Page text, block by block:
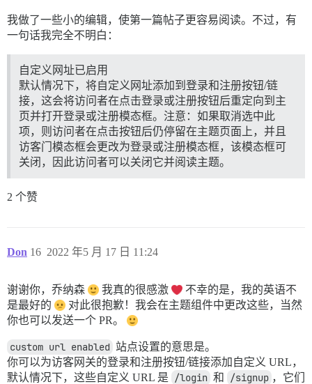
我做了一些小的编辑，使第一篇帖子更容易阅读。不过，有
一句话我完全不明白：
自定义网址已启用
默认情况下，将自定义网址添加到登录和注册按钮/链
接，这会将访问者在点击登录或注册按钮后重定向到主
页并打开登录或注册模态框。注意：如果取消选中此
项，则访问者在点击按钮后仍停留在主题页面上，并且
访客门模态框会更改为登录或注册模态框，该模态框可
关闭，因此访问者可以关闭它并阅读主题。
2 个赞
Don 2022 年5 月 17 日 11:24
16
谢谢你，乔纳森 我真的很感激
不幸的是，我的英语不
是最好的
对此很抱歉！我会在主题组件中更改这些，当然
你也可以发送一个 PR。
custom url enabled 站点设置的意思是。
你可以为访客网关的登录和注册按钮/链接添加自定义 URL，
默认情况下，这些自定义 URL 是
/login 和 /signup ，它们